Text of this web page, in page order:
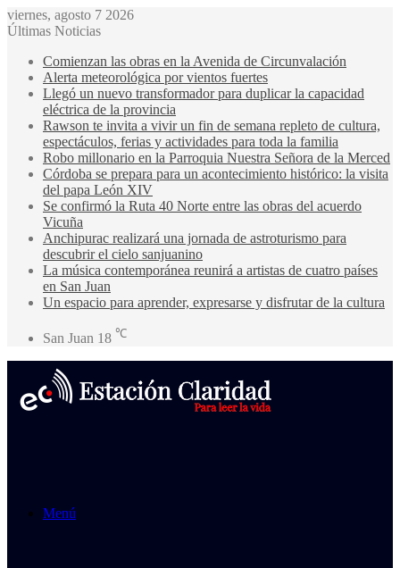
viernes, agosto 7 2026
Últimas Noticias
Comienzan las obras en la Avenida de Circunvalación
Alerta meteorológica por vientos fuertes
Llegó un nuevo transformador para duplicar la capacidad
eléctrica de la provincia
Rawson te invita a vivir un fin de semana repleto de cultura,
espectáculos, ferias y actividades para toda la familia
Robo millonario en la Parroquia Nuestra Señora de la Merced
Córdoba se prepara para un acontecimiento histórico: la visita
del papa León XIV
Se confirmó la Ruta 40 Norte entre las obras del acuerdo
Vicuña
Anchipurac realizará una jornada de astroturismo para
descubrir el cielo sanjuanino
La música contemporánea reunirá a artistas de cuatro países
en San Juan
Un espacio para aprender, expresarse y disfrutar de la cultura
San Juan 18 ℃
Menú